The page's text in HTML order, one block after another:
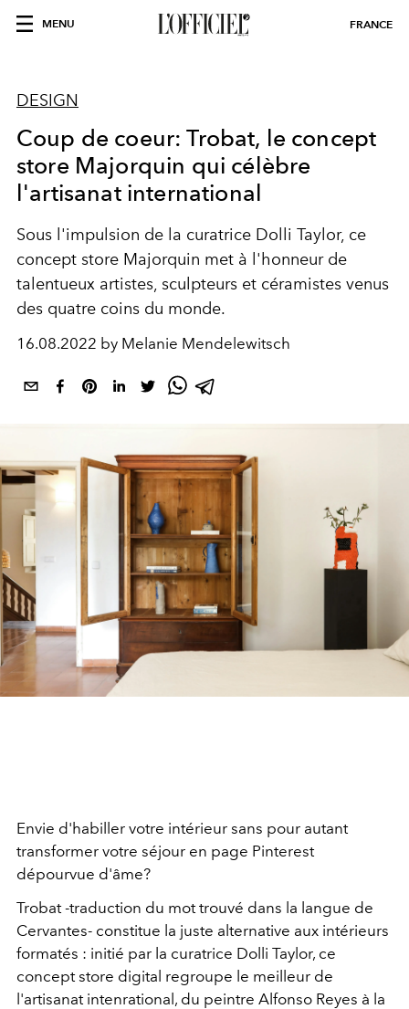
MENU FRANCE
DESIGN
Coup de coeur: Trobat, le concept
store Majorquin qui célèbre
l'artisanat international
Sous l'impulsion de la curatrice Dolli Taylor, ce
concept store Majorquin met à l'honneur de
talentueux artistes, sculpteurs et céramistes venus
des quatre coins du monde.
16.08.2022 by Melanie Mendelewitsch
Envie d'habiller votre intérieur sans pour autant
transformer votre séjour en page Pinterest
dépourvue d'âme?
Trobat -traduction du mot trouvé dans la langue de
Cervantes- constitue la juste alternative aux intérieurs
formatés : initié par la curatrice Dolli Taylor, ce
concept store digital regroupe le meilleur de
l'artisanat intenrational, du peintre Alfonso Reyes à la